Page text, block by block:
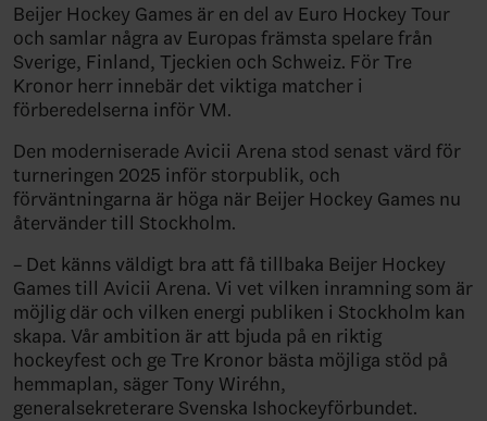
Beijer Hockey Games är en del av Euro Hockey Tour
och samlar några av Europas främsta spelare från
Sverige, Finland, Tjeckien och Schweiz. För Tre
Kronor herr innebär det viktiga matcher i
förberedelserna inför VM.
Den moderniserade Avicii Arena stod senast värd för
turneringen 2025 inför storpublik, och
förväntningarna är höga när Beijer Hockey Games nu
återvänder till Stockholm.
– Det känns väldigt bra att få tillbaka Beijer Hockey
Gamestill Avicii Arena. Vi vet vilken inramning som är
möjlig där och vilken energi publiken i Stockholm kan
skapa. Vår ambition är att bjuda på en riktig
hockeyfest och ge Tre Kronor bästa möjliga stöd på
hemmaplan, säger Tony Wiréhn,
generalsekreterare Svenska Ishockeyförbundet.